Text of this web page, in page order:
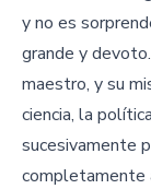
y no es
grande y
maestro, y su
ciencia, la
sucesivamente
completamente